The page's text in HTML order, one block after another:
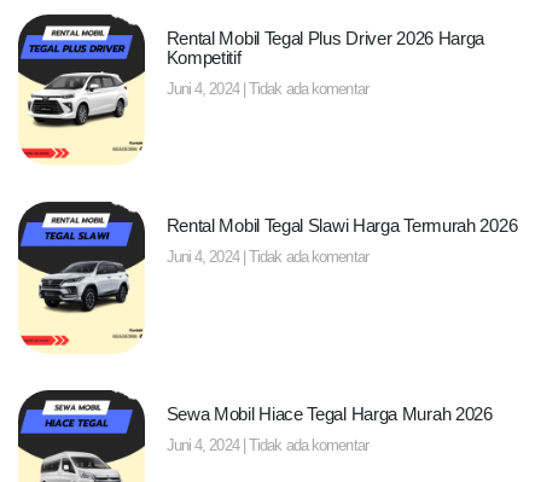
Rental Mobil Tegal Plus Driver 2026 Harga
Kompetitif
Juni 4, 2024 Tidak ada komentar
Rental Mobil Tegal Slawi Harga Termurah 2026
Juni 4, 2024 Tidak ada komentar
Sewa Mobil Hiace Tegal Harga Murah 2026
Juni 4, 2024 Tidak ada komentar